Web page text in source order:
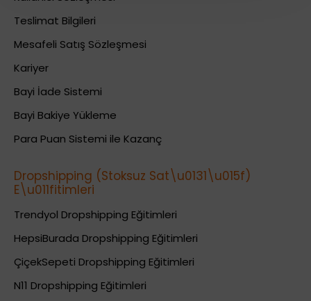
Teslimat Bilgileri
Mesafeli Satış Sözleşmesi
Kariyer
Bayi İade Sistemi
Bayi Bakiye Yükleme
Para Puan Sistemi ile Kazanç
Dropshipping (Stoksuz Sat\u0131\u015f)
E\u011fitimleri
Trendyol Dropshipping Eğitimleri
HepsiBurada Dropshipping Eğitimleri
ÇiçekSepeti Dropshipping Eğitimleri
N11 Dropshipping Eğitimleri